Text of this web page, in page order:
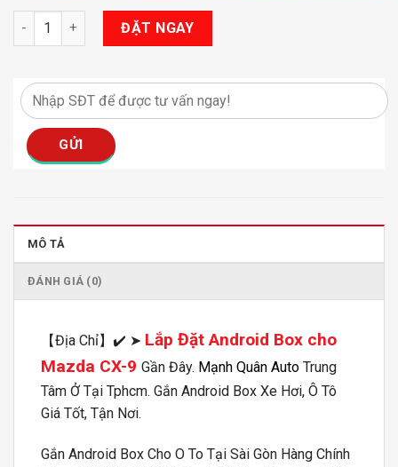
Android Box Cho Mazda CX-9 số lượng
ĐẶT NGAY
MÔ TẢ
ĐÁNH GIÁ (0)
【Địa Chỉ】✔️ ➤ Lắp Đặt Android Box cho
Mazda CX-9 Gần Đây. Mạnh Quân Auto Trung
Tâm Ở Tại Tphcm️. Gắn Android Box Xe Hơi, Ô Tô
Giá Tốt, Tận Nơi.
Gắn Android Box Cho O To Tại Sài Gòn Hàng Chính